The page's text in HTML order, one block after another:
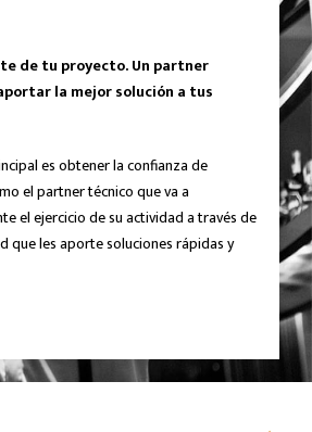
de tu proyecto. Un partner
la mejor solución a tus
es obtener la confianza de
el partner técnico que va a
el ejercicio de su actividad a través de
que les aporte soluciones rápidas y